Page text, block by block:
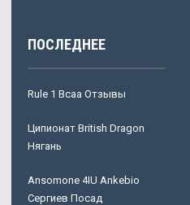
ПОСЛЕДНЕЕ
Rule 1 Bcaa Отзывы
Ципионат British Dragon
Нягань
Ansomone 4IU Ankebio
Сергиев Посад